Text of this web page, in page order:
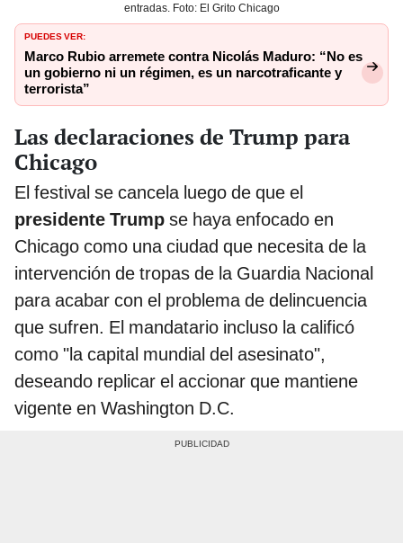
entradas. Foto: El Grito Chicago
PUEDES VER:
Marco Rubio arremete contra Nicolás Maduro: “No es
un gobierno ni un régimen, es un narcotraficante y
terrorista”
Las declaraciones de Trump para
Chicago
El festival se cancela luego de que el
presidente Trump se haya enfocado en
Chicago como una ciudad que necesita de la
intervención de tropas de la Guardia Nacional
para acabar con el problema de delincuencia
que sufren. El mandatario incluso la calificó
como "la capital mundial del asesinato",
deseando replicar el accionar que mantiene
vigente en Washington D.C.